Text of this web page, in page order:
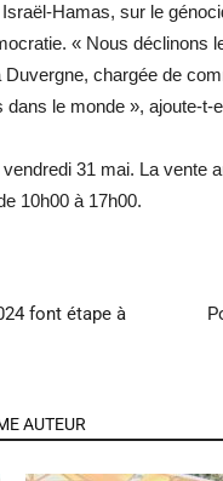
Hamas, sur le
« Nous déclinons
Duvergne, chargée de
le monde », ajoute-
31 mai. La vente
10h00 à 17h00.
font étape à
AUTEUR